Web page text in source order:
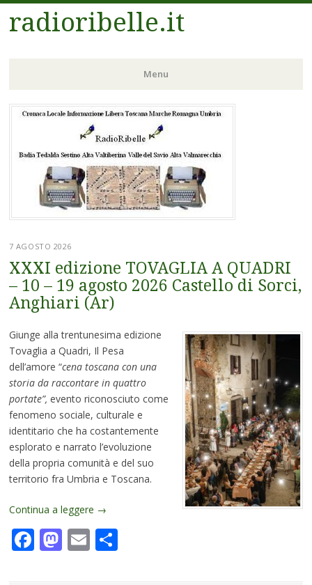
radioribelle.it
Menu
Vai
7 AGOSTO 2026
XXXI edizione TOVAGLIA A QUADRI
– 10 – 19 agosto 2026 Castello di Sorci,
Anghiari (Ar)
Giunge alla trentunesima edizione
Tovaglia a Quadri, Il Pesa
dell’amore “cena toscana con una
storia da raccontare in quattro
portate”, evento riconosciuto come
fenomeno sociale, culturale e
identitario che ha costantemente
esplorato e narrato l’evoluzione
della propria comunità e del suo
territorio fra Umbria e Toscana.
Continua a leggere →
Facebook
Mastodon
EmailCondividi